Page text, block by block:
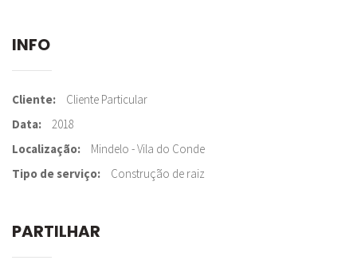
INFO
Cliente
Cliente Particular
Data
2018
Localização
Mindelo - Vila do Conde
Tipo de serviço
Construção de raiz
PARTILHAR